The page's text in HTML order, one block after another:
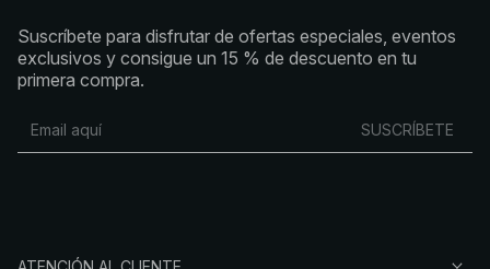
Suscríbete para disfrutar de ofertas especiales, eventos
exclusivos y consigue un 15 % de descuento en tu
primera compra.
SUSCRÍBETE